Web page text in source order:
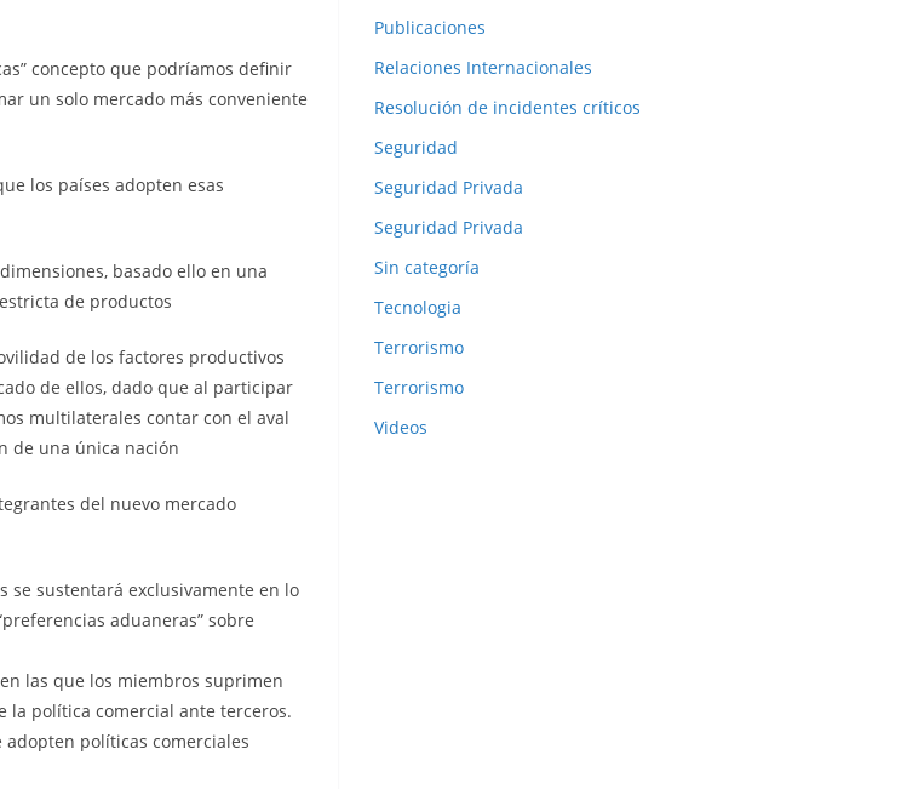
concepto que podríamos definir
un solo mercado más conveniente
los países adopten esas
basado ello en una
de productos
de los factores productivos
de ellos, dado que al participar
multilaterales contar con el aval
de una única nación
del nuevo mercado
se sustentará exclusivamente en lo
aduaneras” sobre
las que los miembros suprimen
la política comercial ante terceros.
políticas comerciales
Publicaciones
Relaciones Internacionales
Resolución de incidentes críticos
Seguridad
Seguridad Privada
Seguridad Privada
Sin categoría
Tecnologia
Terrorismo
Terrorismo
Videos